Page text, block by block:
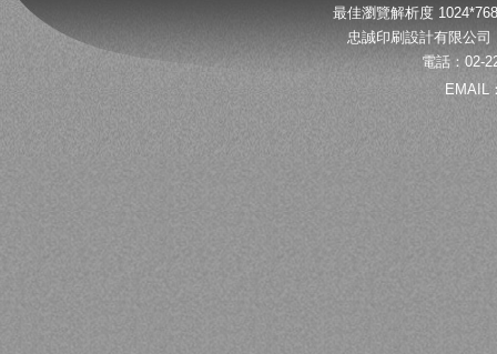
最佳瀏覽解析度
忠誠印刷設計有限公
電話：02-
EMAIL